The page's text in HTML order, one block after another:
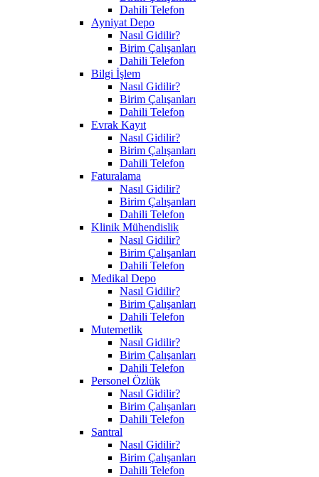
Dahili Telefon
Ayniyat Depo
Nasıl Gidilir?
Birim Çalışanları
Dahili Telefon
Bilgi İşlem
Nasıl Gidilir?
Birim Çalışanları
Dahili Telefon
Evrak Kayıt
Nasıl Gidilir?
Birim Çalışanları
Dahili Telefon
Faturalama
Nasıl Gidilir?
Birim Çalışanları
Dahili Telefon
Klinik Mühendislik
Nasıl Gidilir?
Birim Çalışanları
Dahili Telefon
Medikal Depo
Nasıl Gidilir?
Birim Çalışanları
Dahili Telefon
Mutemetlik
Nasıl Gidilir?
Birim Çalışanları
Dahili Telefon
Personel Özlük
Nasıl Gidilir?
Birim Çalışanları
Dahili Telefon
Santral
Nasıl Gidilir?
Birim Çalışanları
Dahili Telefon